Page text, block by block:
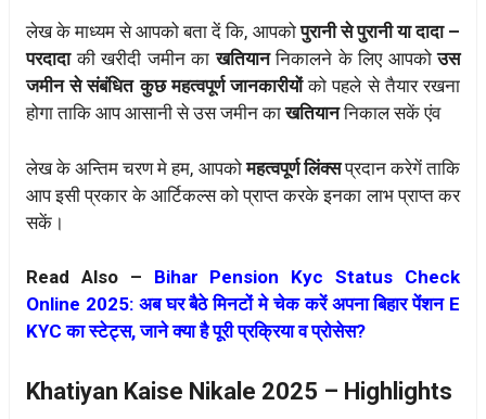
लेख के माध्यम से आपको बता दें कि, आपकोपुरानी से पुरानी या दादा –
परदादाकी खरीदी जमीन काखतियाननिकालने के लिए आपकोउस
जमीन से संबंधित कुछ महत्वपूर्ण जानकारीयोंको पहले से तैयार रखना
होगा ताकि आप आसानी से उस जमीन काखतियाननिकाल सकें एंव
लेख के अन्तिम चरण मे हम, आपकोमहत्वपूर्ण लिंक्सप्रदान करेगें ताकि
आप इसी प्रकार के आर्टिकल्स को प्राप्त करके इनका लाभ प्राप्त कर
सकें।
Read Also – Bihar Pension Kyc Status Check
Online 2025: अब घर बैठे मिनटों मे चेक करें अपना बिहार पेंशन E
KYC का स्टेट्स, जाने क्या है पूरी प्रक्रिया व प्रोसेस?
Khatiyan Kaise Nikale 2025 – Highlights